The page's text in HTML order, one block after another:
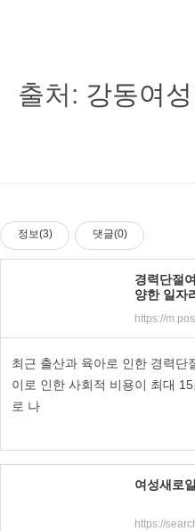
출처: 강동여
정보(3) 댓글(0)
경력단절
양한 일자
최근 출산과 육아로 인한 경력단
이로 인한 사회적 비용이 최대
로 나
여성새로